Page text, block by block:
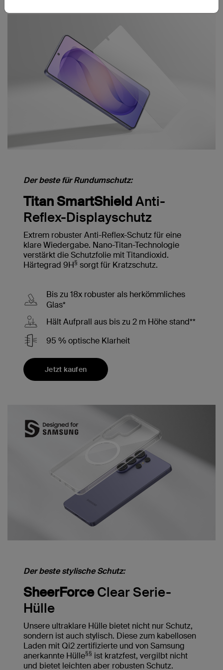
Der beste für Rundumschutz:
Titan SmartShieldAnti-
Reflex-Displayschutz
Extrem robuster Anti-Reflex-Schutz für eine
klare Wiedergabe. Nano-Titan-Technologie
verstärkt die Schutzfolie mit Titandioxid.
Härtegrad 9H§ sorgt für Kratzschutz.
Bis zu 18x robuster als herkömmliches
Glas*
Hält Aufprall aus bis zu 2 m Höhe stand**
95 % optische Klarheit
Jetzt kaufen
Der beste stylische Schutz:
SheerForceClear Serie-
Hülle
Unsere ultraklare Hülle bietet nicht nur Schutz,
sondern ist auch stylisch. Diese zum kabellosen
Laden mit Qi2 zertifizierte und von Samsung
anerkannte Hülle§§ ist kratzfest, vergilbt nicht
und bietet leichten aber robusten Schutz.